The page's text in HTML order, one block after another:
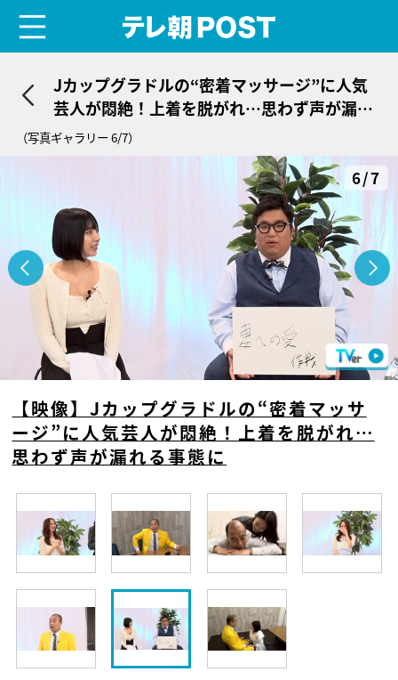
Jカップグラドルの“密着マッサージ”に人気
芸人が悶絶！上着を脱がれ…思わず声が漏れ
る事態に
（写真ギャラリー 6/7）
6/7
【映像】Jカップグラドルの“密着マッサ
ージ”に人気芸人が悶絶！上着を脱がれ…
思わず声が漏れる事態に